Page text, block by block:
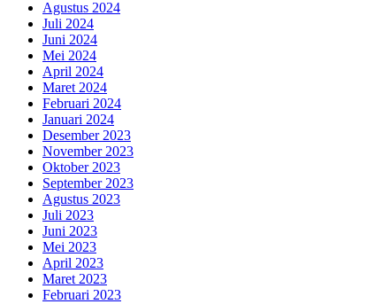
Agustus 2024
Juli 2024
Juni 2024
Mei 2024
April 2024
Maret 2024
Februari 2024
Januari 2024
Desember 2023
November 2023
Oktober 2023
September 2023
Agustus 2023
Juli 2023
Juni 2023
Mei 2023
April 2023
Maret 2023
Februari 2023